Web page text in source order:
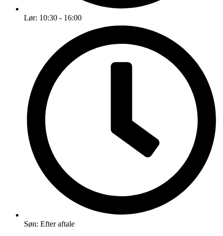
Lør: 10:30 - 16:00
Søn: Efter aftale